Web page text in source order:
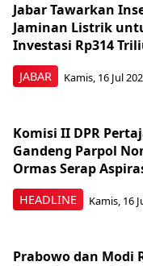
JABAR
Jabar Tawarkan
Jaminan Listrik
Investasi Rp314
Kamis, 16 Jul
HEADLINE
Komisi II DPR
Gandeng Parpol
Ormas Serap
Kamis, 16
Prabowo dan Modi